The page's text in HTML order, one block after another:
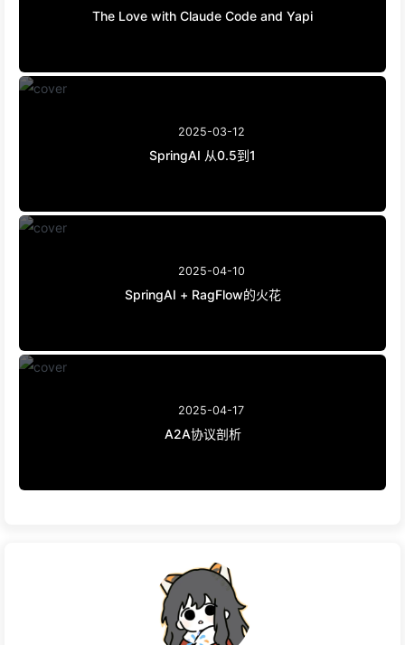
The Love with Claude Code and Yapi
2025-03-12
SpringAI 从0.5到1
2025-04-10
SpringAI + RagFlow的火花
2025-04-17
A2A协议剖析